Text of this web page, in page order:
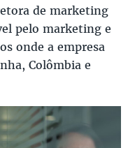
de marketing
pelo marketing e
onde a empresa
Colômbia e